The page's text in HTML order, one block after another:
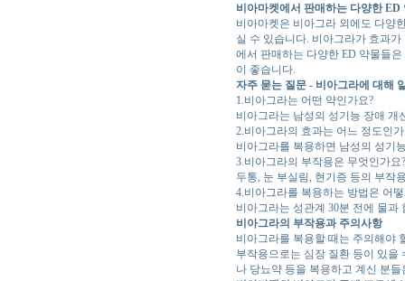
비아마켓에서 판매하는 다양한 ED
비아마켓은 비아그라 외에도 다양
실 수 있습니다. 비아그라가 효과
에서 판매하는 다양한 ED 약물들
이 좋습니다.
자주 묻는 질문 - 비아그라에 대해
1.비아그라는 어떤 약인가요?
비아그라는 남성의 성기능 장애 개
2.비아그라의 효과는 어느 정도인가
비아그라를 복용하면 남성의 성기
3.비아그라의 부작용은 무엇인가요?
두통, 눈 부실림, 현기증 등의 부작
4.비아그라를 복용하는 방법은 어
비아그라는 성관계 30분 전에 물과
비아그라의 부작용과 주의사항
비아그라를 복용할 때는 주의해야
부작용으로는 심장 질환 등이 있을
나 당뇨약 등을 복용하고 계신 분